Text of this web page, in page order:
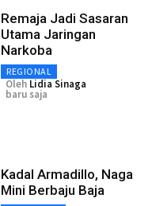
Remaja Jadi Sasaran
Utama Jaringan
Narkoba
REGIONAL
Oleh Lidia Sinaga
baru saja
Kadal Armadillo, Naga
Mini Berbaju Baja